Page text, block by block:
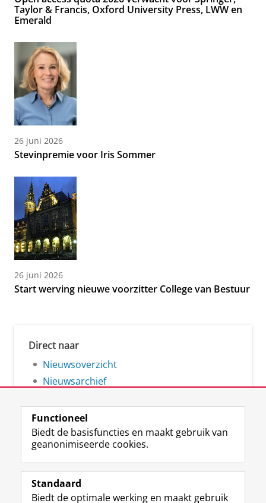
Taylor & Francis, Oxford University Press, LWW en
Emerald
26 juni 2026
Stevinpremie voor Iris Sommer
26 juni 2026
Start werving nieuwe voorzitter College van Bestuur
Direct naar
Nieuwsoverzicht
Nieuwsarchief
Volg de RUG
F
a
e
L
i
k
R
S
-
I
n
t
Y
o
T
Functioneel
Biedt de basisfuncties en maakt gebruik van
geanonimiseerde cookies.
Standaard
Biedt de optimale werking en maakt gebruik